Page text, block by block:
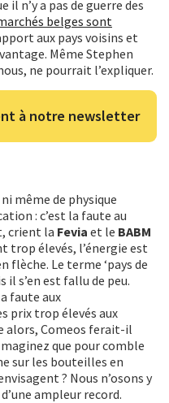
il n’y a pas de guerre des
belges sont
aux pays voisins et
Même Stephen
ne pourrait l’expliquer.
à notre newsletter
même de physique
: c’est la faute au
crient la Fevia et le BABM
trop élevés, l’énergie est
flèche. Le terme ‘pays de
il s’en est fallu de peu.
faute aux
prix trop élevés aux
alors, Comeos ferait-il
que pour comble
sur les bouteilles en
? Nous n’osons y
ampleur record.